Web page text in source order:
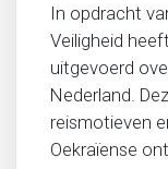
In opdracht
Veiligheid
uitgevoerd
Nederland.
reismotieven
Oekraïense